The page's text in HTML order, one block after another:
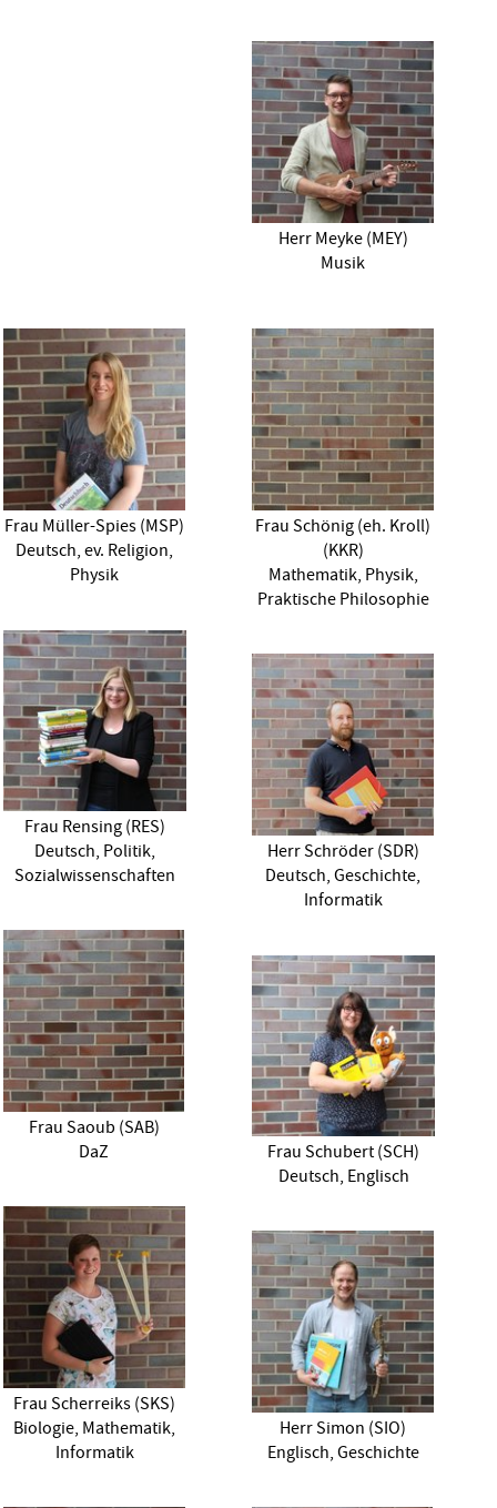
Herr Meyke (MEY)
Musik
Frau Müller-Spies (MSP)
Deutsch, ev. Religion,
Physik
Frau Rensing (RES)
Deutsch, Politik,
Sozialwissenschaften
Frau Saoub (SAB)
DaZ
Frau Scherreiks (SKS)
Biologie, Mathematik,
Informatik
Frau Schönig (eh. Kroll)
(KKR)
Mathematik, Physik,
Praktische Philosophie
Herr Schröder (SDR)
Deutsch, Geschichte,
Informatik
Frau Schubert (SCH)
Deutsch, Englisch
Herr Simon (SIO)
Englisch, Geschichte